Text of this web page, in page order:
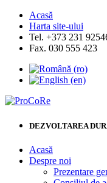
Acasă
Harta site-ului
Tel. +373 231
Fax. 030 555 423
DEZVOLTAREA
Acasă
Despre noi
Prezentare